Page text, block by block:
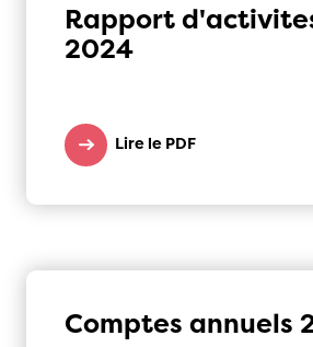
Rapport
2024
Lire le PDF
Comptes annuels